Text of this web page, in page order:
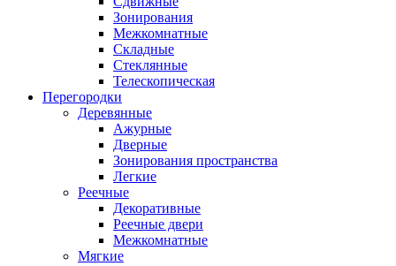
Зонирования
Межкомнатные
Складные
Стеклянные
Телескопическая
Перегородки
Деревянные
Ажурные
Дверные
Зонирования пространства
Легкие
Реечные
Декоративные
Реечные двери
Межкомнатные
Мягкие